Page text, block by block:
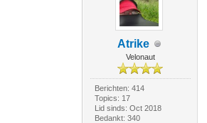
Atrike
Velonaut
Berichten: 414
Topics: 17
Lid sinds: Oct 2018
Bedankt: 340